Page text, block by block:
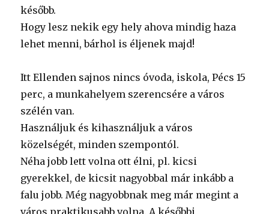
később.
Hogy lesz nekik egy hely ahova mindig haza
lehet menni, bárhol is éljenek majd!
Itt Ellenden sajnos nincs óvoda, iskola, Pécs 15
perc, a munkahelyem szerencsére a város
szélén van.
Használjuk és kihasználjuk a város
közelségét, minden szempontól.
Néha jobb lett volna ott élni, pl. kicsi
gyerekkel, de kicsit nagyobbal már inkább a
falu jobb. Még nagyobbnak meg már megint a
város praktikusabb volna. A későbbi